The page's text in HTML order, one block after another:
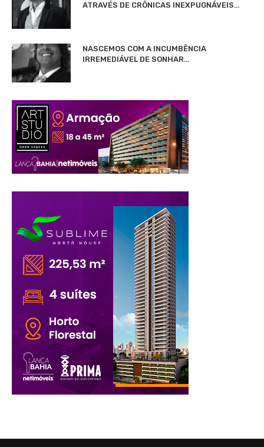
ATRAVÉS DE CRÔNICAS INEXPUGNÁVEIS…
NASCEMOS COM A INCUMBÊNCIA
IRREMEDIÁVEL DE SONHAR…